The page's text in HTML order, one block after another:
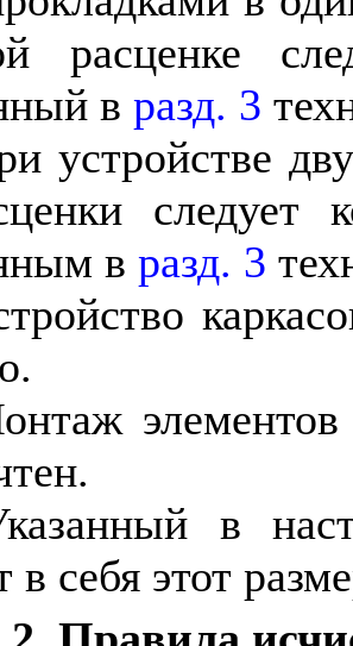
расценке
в разд. 3
устройстве
следует
в разд. 3
в
в себя этот